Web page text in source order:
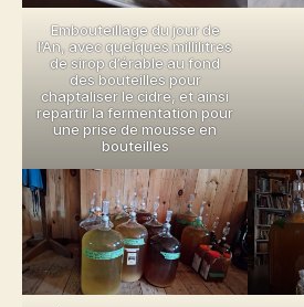
Embouteillage du jour de
l’An, avec quelques millilitres
de sirop d’érable au fond
des bouteilles pour
chaptaliser le cidre, et ainsi
repartir la fermentation pour
une prise de mousse en
bouteilles